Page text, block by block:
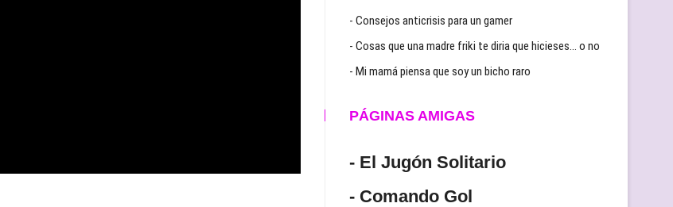
- Consejos anticrisis para un gamer
- Cosas que una madre friki te diria que hicieses… o no
- Mi mamá piensa que soy un bicho raro
PÁGINAS AMIGAS
- El Jugón Solitario
- Comando Gol